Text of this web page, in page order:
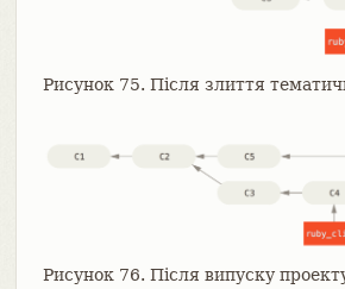
Рисунок 75. Після злиття
Рисунок 76. Після випуску